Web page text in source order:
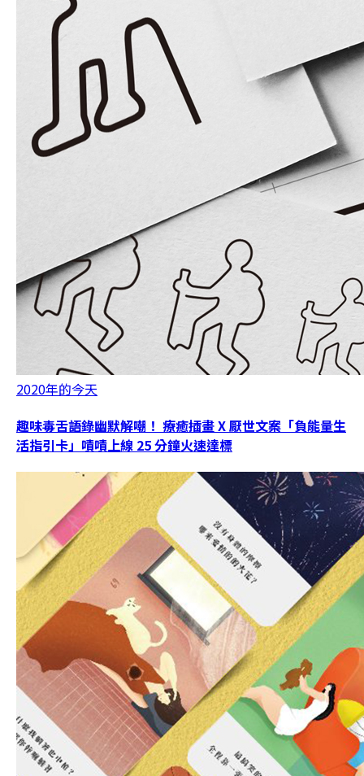
2020年的今天
趣味毒舌語錄幽默解嘲！ 療癒插畫 X 厭世文案「負能量生
活指引卡」嘖嘖上線 25 分鐘火速達標